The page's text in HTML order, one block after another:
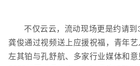
不仅云云，流动现场更是约请到
龚俊通过视频送上应援祝福，青年艺
左其铂与孔舒航、多家行业媒体和